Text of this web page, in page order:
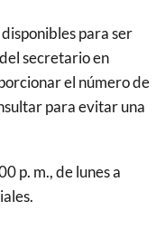
para ser
secretario en
el número de
para evitar una
p. m., de lunes a